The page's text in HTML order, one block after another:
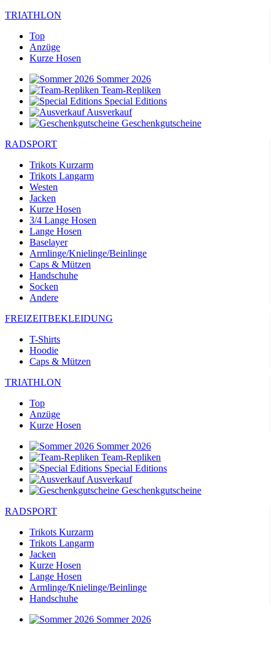
TRIATHLON
Top
Anzüge
Kurze Hosen
Sommer 2026
Team-Repliken
Special Editions
Ausverkauf
Geschenkgutscheine
RADSPORT
Trikots Kurzarm
Trikots Langarm
Westen
Jacken
Kurze Hosen
3/4 Lange Hosen
Lange Hosen
Baselayer
Armlinge/Knielinge/Beinlinge
Caps & Mützen
Handschuhe
Socken
Andere
FREIZEITBEKLEIDUNG
T-Shirts
Hoodie
Caps & Mützen
TRIATHLON
Top
Anzüge
Kurze Hosen
Sommer 2026
Team-Repliken
Special Editions
Ausverkauf
Geschenkgutscheine
RADSPORT
Trikots Kurzarm
Trikots Langarm
Jacken
Kurze Hosen
Lange Hosen
Armlinge/Knielinge/Beinlinge
Handschuhe
Sommer 2026